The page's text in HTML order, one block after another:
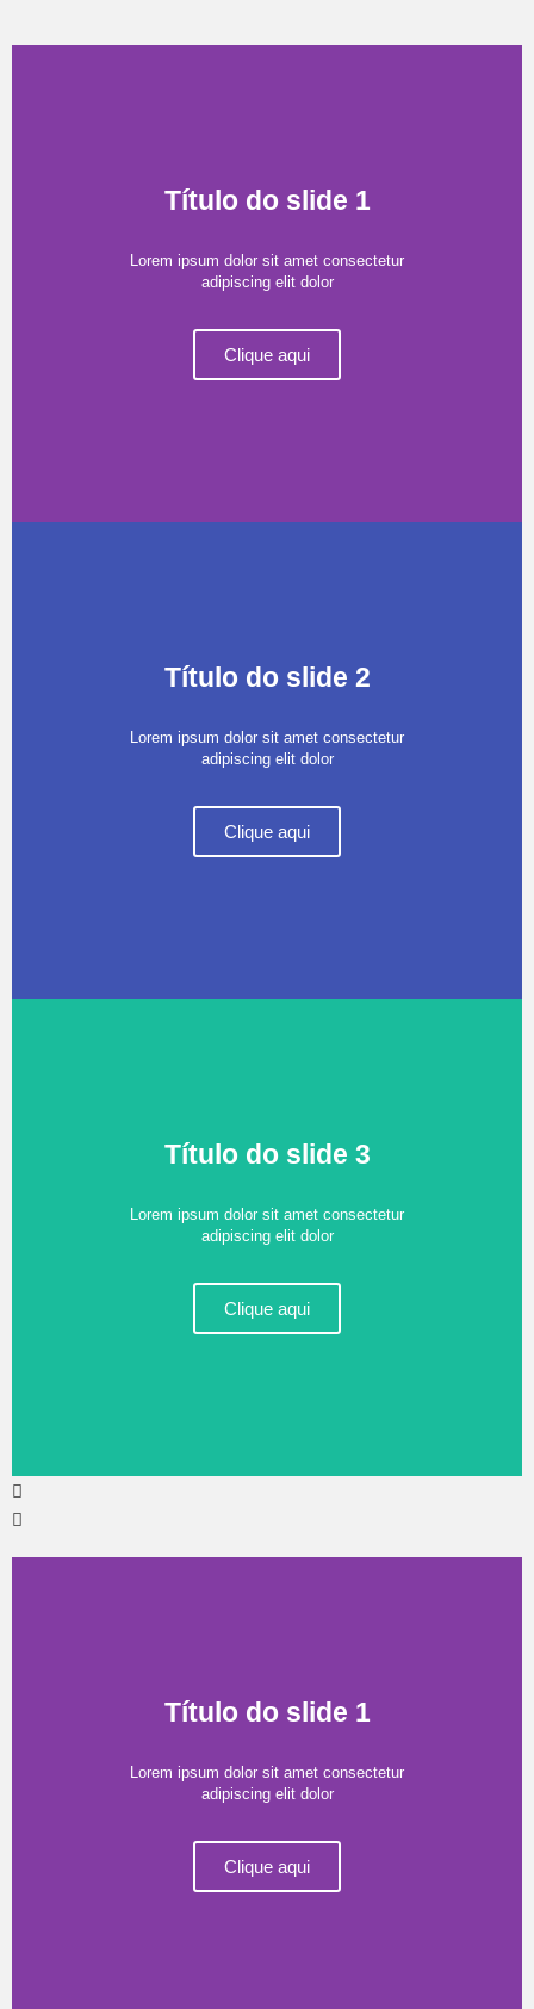
Título do slide 1
Lorem ipsum dolor sit amet consectetur
adipiscing elit dolor
Clique aqui
Título do slide 2
Lorem ipsum dolor sit amet consectetur
adipiscing elit dolor
Clique aqui
Título do slide 3
Lorem ipsum dolor sit amet consectetur
adipiscing elit dolor
Clique aqui
Título do slide 1
Lorem ipsum dolor sit amet consectetur
adipiscing elit dolor
Clique aqui